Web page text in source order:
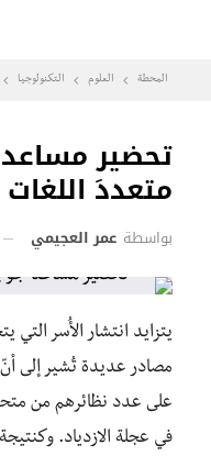
المحطة العلوم التكنولوجيا
تحضير
متعددَ اللغات
بواسطة عمر العجيمي
يتزايد انتشار الأُسر
مصادر عديدة تُشير إلى أنّ
على عدد نظائرهم من
في عجلة الازدياد.